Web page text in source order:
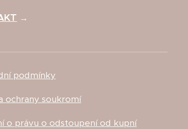
→
podmínky
ochrany soukromí
o právu o odstoupení od kupní